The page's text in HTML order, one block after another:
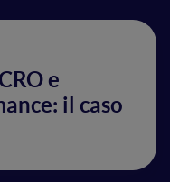
e
il caso